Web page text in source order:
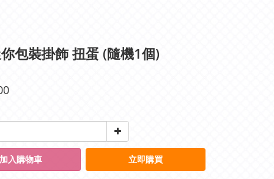
包裝掛飾 扭蛋 (隨機1個)
加入購物車 立即購買